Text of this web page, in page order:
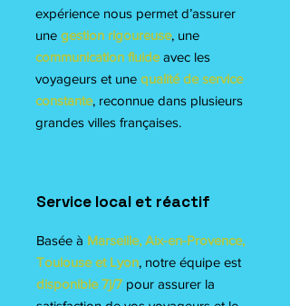
expérience nous permet d’assurer
une gestion rigoureuse, une
communication fluideavec les
voyageurs et une qualité de service
constante, reconnue dans plusieurs
grandes villes françaises.
Service local et réactif
Basée à Marseille, Aix-en-Provence,
Toulouse et Lyon, notre équipe est
disponible 7j/7 pour assurer la